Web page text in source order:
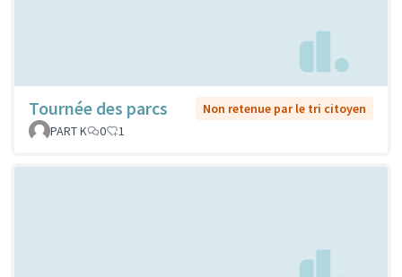
Tournée des parcs
Non retenue par le tri citoyen
PART K
0 1